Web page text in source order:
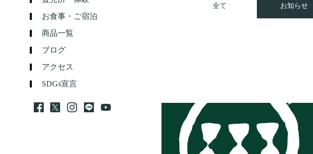
お食事・ご宿泊
商品一覧
ブログ
アクセス
SDGs宣言
全て お知らせ